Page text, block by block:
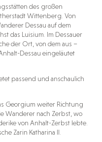
des großen
Wittenberg. Von
Dessau auf dem
das Luisium. Im Dessauer
der Ort, von dem aus –
Dessau eingeläutet
passend und anschaulich
Georgium weiter Richtung
Wanderer nach Zerbst, wo
von Anhalt-Zerbst lebte.
Zarin Katharina II.